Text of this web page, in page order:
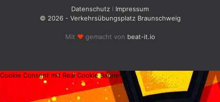
Datenschutz I Impressum
© 2026 - Verkehrsübungsplatz Braunschweig
Mit ♥gemacht von beat-it.io
Cookie Consent mit Real Cookie Banner